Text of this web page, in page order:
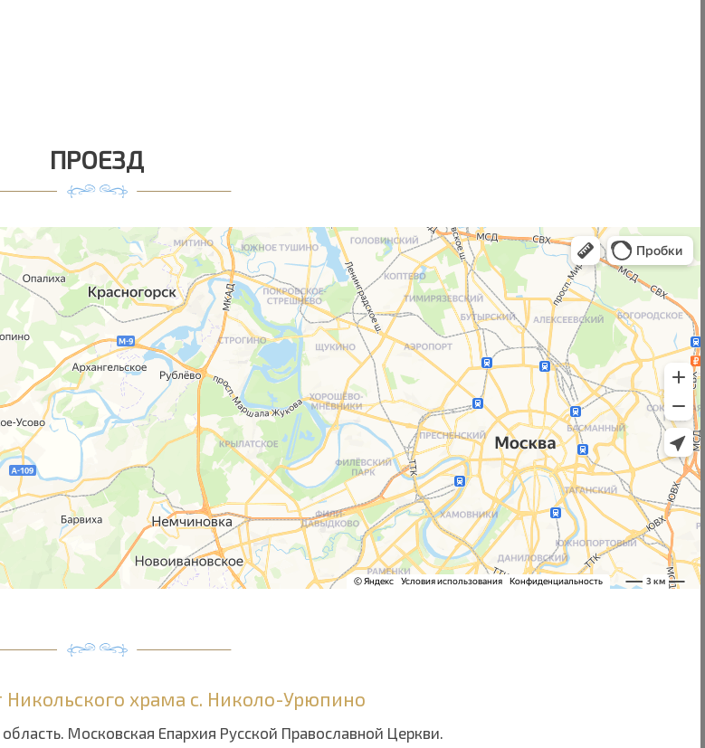
ПРОЕЗД
храма с. Николо-Урюпино
Московская Епархия Русской Православной Церкви.